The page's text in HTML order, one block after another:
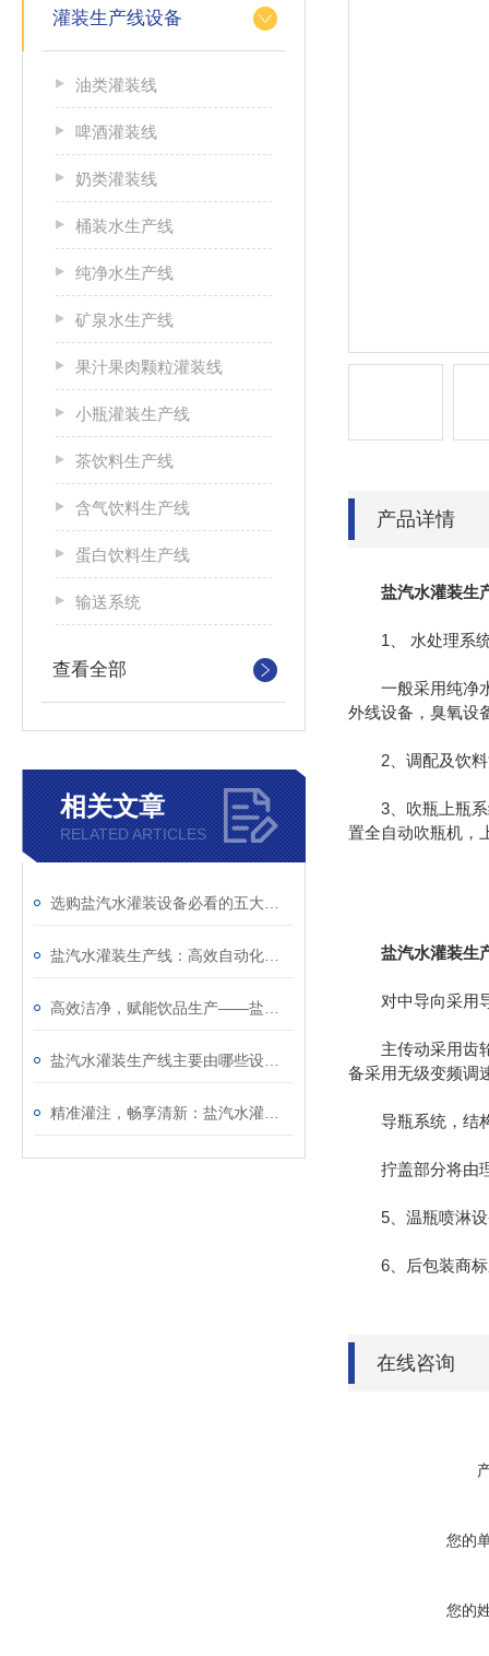
灌装生产线设备
油类灌装线
啤酒灌装线
奶类灌装线
桶装水生产线
纯净水生产线
矿泉水生产线
果汁果肉颗粒灌装线
小瓶灌装生产线
茶饮料生产线
含气饮料生产线
蛋白饮料生产线
输送系统
查看全部
相关文章
RELATED ARTICLES
产品详情
盐汽水灌装生
1、 水处理系
一般采用纯净水
外线设备，臭氧设
2、调配及饮料
3、吹瓶上瓶系
置全自动吹瓶机，
盐汽水灌装生
对中导向采用导
主传动采用齿轮
备采用无级变频调
导瓶系统，结构
拧盖部分将由理
5、温瓶喷淋设
6、后包装商标
在线咨询
您的
您的